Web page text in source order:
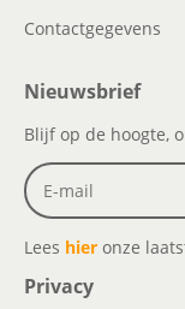
Contactgegevens
Nieuwsbrief
Blijf op de hoogte,
Lees hier onze
Privacy